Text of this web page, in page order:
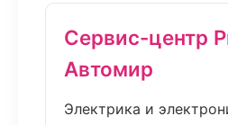
Сервис-центр
Автомир
Электрика и